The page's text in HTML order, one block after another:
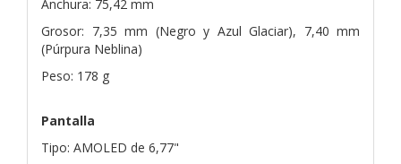
Anchura: 75,42 mm
Grosor: 7,35 mm (Negro y Azul Glaciar), 7,40 mm
(Púrpura Neblina)
Peso: 178 g
Pantalla
Tipo: AMOLED de 6,77"